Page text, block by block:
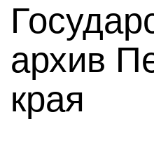
архив
края